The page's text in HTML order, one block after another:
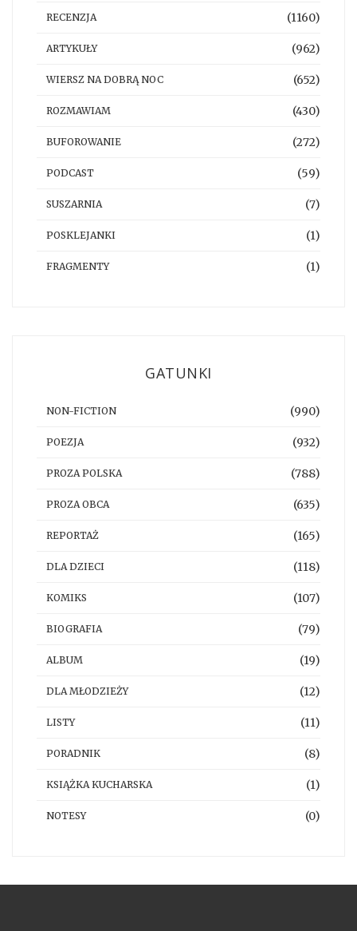
RECENZJA (1160)
ARTYKUŁY (962)
WIERSZ NA DOBRĄ NOC (652)
ROZMAWIAM (430)
BUFOROWANIE (272)
PODCAST (59)
SUSZARNIA (7)
POSKLEJANKI (1)
FRAGMENTY (1)
GATUNKI
NON-FICTION (990)
POEZJA (932)
PROZA POLSKA (788)
PROZA OBCA (635)
REPORTAŻ (165)
DLA DZIECI (118)
KOMIKS (107)
BIOGRAFIA (79)
ALBUM (19)
DLA MŁODZIEŻY (12)
LISTY (11)
PORADNIK (8)
KSIĄŻKA KUCHARSKA (1)
NOTESY (0)